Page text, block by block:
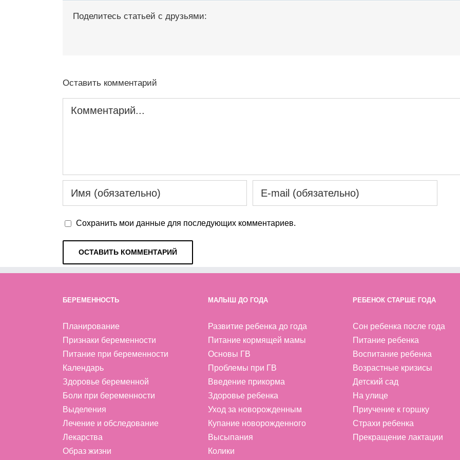
Поделитесь статьей с друзьями:
Оставить комментарий
Сохранить мои данные для последующих комментариев.
БЕРЕМЕННОСТЬ
Планирование
Признаки беременности
Питание при беременности
Календарь
Здоровье беременной
Боли при беременности
Выделения
Лечение и обследование
Лекарства
Образ жизни
МАЛЫШ ДО ГОДА
Развитие ребенка до года
Питание кормящей мамы
Основы ГВ
Проблемы при ГВ
Введение прикорма
Здоровье ребенка
Уход за новорожденным
Купание новорожденного
Высыпания
Колики
РЕБЕНОК СТАРШЕ ГОДА
Сон ребенка после года
Питание ребенка
Воспитание ребенка
Возрастные кризисы
Детский сад
На улице
Приучение к горшку
Страхи ребенка
Прекращение лактации